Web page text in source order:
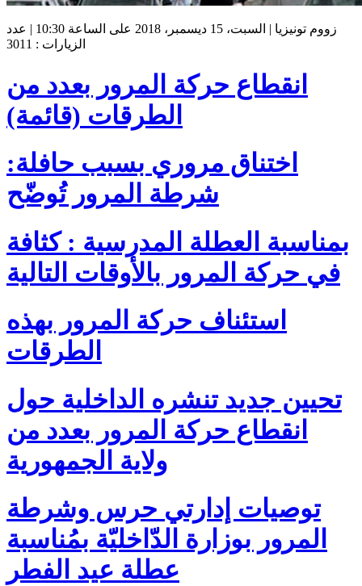
زووم تونيزيا | السبت، 15 ديسمبر، 2018 على الساعة 10:30 | عدد
الزيارات : 3011
انقطاع حركة المرور بعدد من
الطرقات (قائمة)
اختناق مروري بسبب حافلة:
شرطة المرور تُوضّح
بمناسبة العطلة المدرسية : كثافة
في حركة المرور بالأوقات التالية
استئناف حركة المرور بهذه
الطرقات
تحيين جديد تنشره الداخلية حول
انقطاع حركة المرور بعدد من
ولاية الجمهورية
توصيات إدارتي حرس وشرطة
المرور بوزارة الدّاخليّة بمُناسبة
عطلة عيد الفطر